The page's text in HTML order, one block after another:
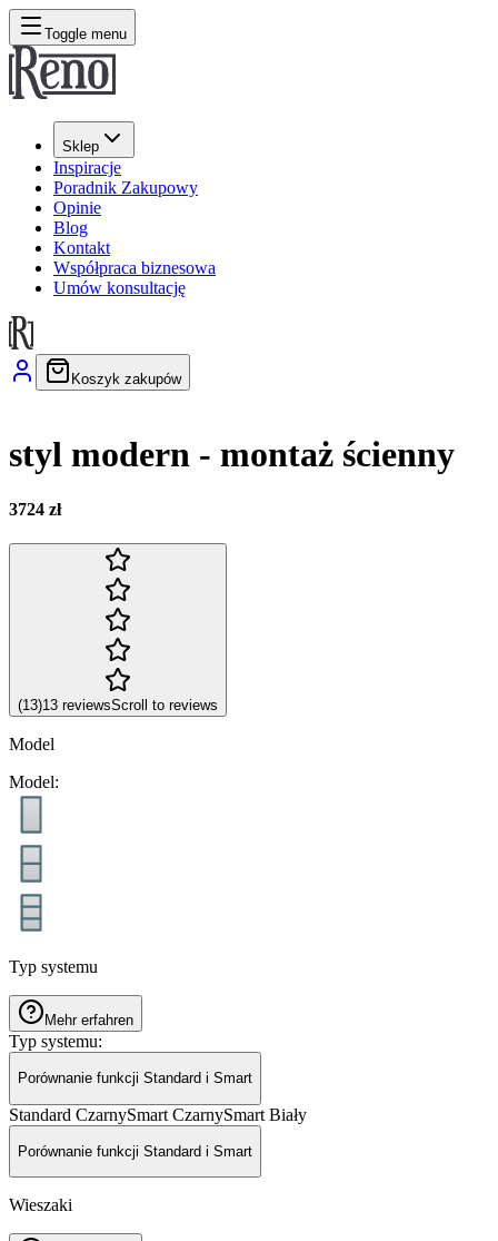
Toggle menu
Sklep
Inspiracje
Poradnik Zakupowy
Opinie
Blog
Kontakt
Współpraca biznesowa
Umów konsultację
Koszyk zakupów
styl modern - montaż ścienny
3724 zł
(13)13 reviewsScroll to reviews
Model
Model:
Typ systemu
Mehr erfahren
Typ systemu:
Porównanie funkcji Standard i Smart
Standard CzarnySmart CzarnySmart Biały
Porównanie funkcji Standard i Smart
Wieszaki